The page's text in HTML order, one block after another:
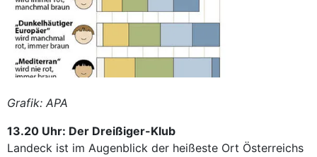
Grafik: APA
13.20 Uhr: Der Dreißiger-Klub
Landeck ist im Augenblick der heißeste Ort Österreichs